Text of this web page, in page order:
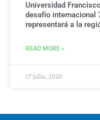
Universidad
desafío internacional
representará a la
READ MORE »
17 julio, 2026